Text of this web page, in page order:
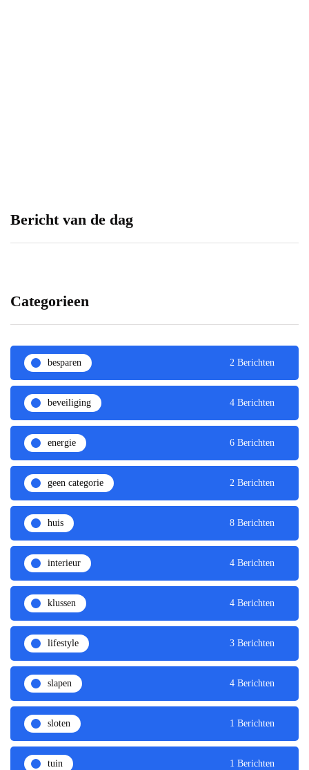
gebruiksmogelijkheden
8 februari 2023
Bericht van de dag
Categorieen
besparen 2 Berichten
beveiliging 4 Berichten
energie 6 Berichten
geen categorie 2 Berichten
huis 8 Berichten
interieur 4 Berichten
klussen 4 Berichten
lifestyle 3 Berichten
slapen 4 Berichten
sloten 1 Berichten
tuin 1 Berichten